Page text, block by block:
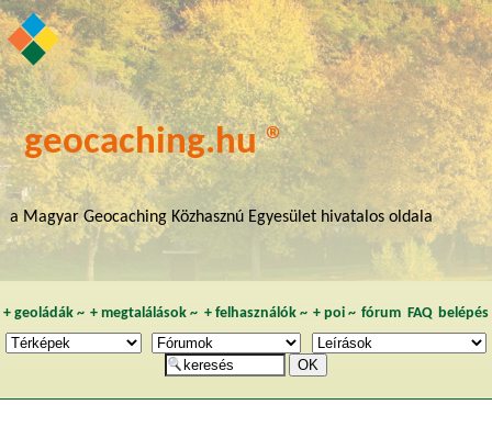
geocaching.hu ®
a Magyar Geocaching Közhasznú Egyesület hivatalos oldala
+ geoládák~ +megtalálások ~ + felhasználók~ + poi~ fórum FAQ belépés